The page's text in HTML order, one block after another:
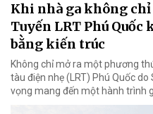
Khi nhà ga không
Tuyến LRT Phú Quốc
bằng kiến trúc
Không chỉ mở ra một phương
tàu điện nhẹ (LRT) Phú Quốc
vọng mang đến một hành trình